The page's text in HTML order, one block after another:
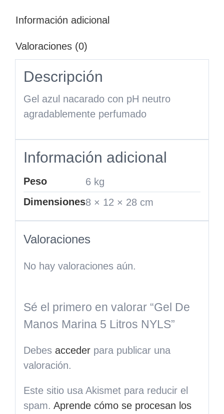
Información adicional
Valoraciones (0)
Descripción
Gel azul nacarado con pH neutro
agradablemente perfumado
Información adicional
Peso
6 kg
Dimensiones8 × 12 × 28 cm
Valoraciones
No hay valoraciones aún.
Sé el primero en valorar “Gel De
Manos Marina 5 Litros NYLS”
Debes accederpara publicar una
valoración.
Este sitio usa Akismet para reducir el
spam. Aprende cómo se procesan los